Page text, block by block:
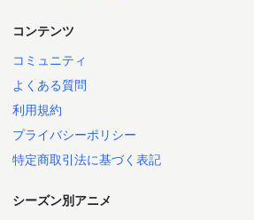
コンテンツ
コミュニティ
よくある質問
利用規約
プライバシーポリシー
特定商取引法に基づく表記
シーズン別アニメ